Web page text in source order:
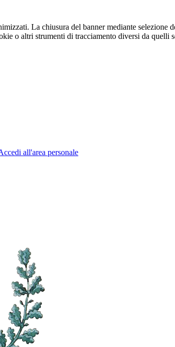
La chiusura del banner mediante
o altri strumenti di tracciamento diversi da quelli
all'area personale